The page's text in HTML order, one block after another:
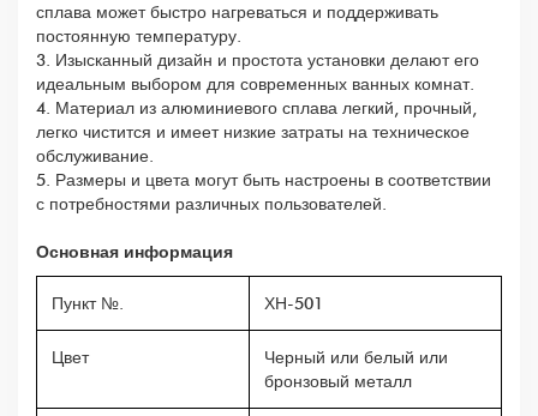
сплава может быстро нагреваться и поддерживать
постоянную температуру.
3. Изысканный дизайн и простота установки делают его
идеальным выбором для современных ванных комнат.
4. Материал из алюминиевого сплава легкий, прочный,
легко чистится и имеет низкие затраты на техническое
обслуживание.
5. Размеры и цвета могут быть настроены в соответствии
с потребностями различных пользователей.
Основная информация
Пункт №. ХН-501
Цвет
Черный или белый или
бронзовый металл